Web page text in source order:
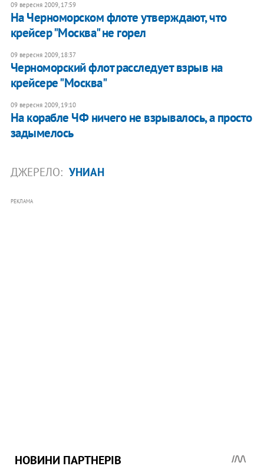
09 вересня 2009, 17:59
На Черноморском флоте утверждают, что
крейсер "Москва" не горел
09 вересня 2009, 18:37
Черноморский флот расследует взрыв на
крейсере "Москва"
09 вересня 2009, 19:10
На корабле ЧФ ничего не взрывалось, а просто
задымелось
ДЖЕРЕЛО: УНИАН
РЕКЛАМА